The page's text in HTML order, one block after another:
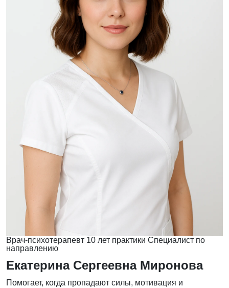
Врач-психотерапевт 10 лет практики Специалист по
направлению
Екатерина Сергеевна Миронова
Помогает, когда пропадают силы, мотивация и